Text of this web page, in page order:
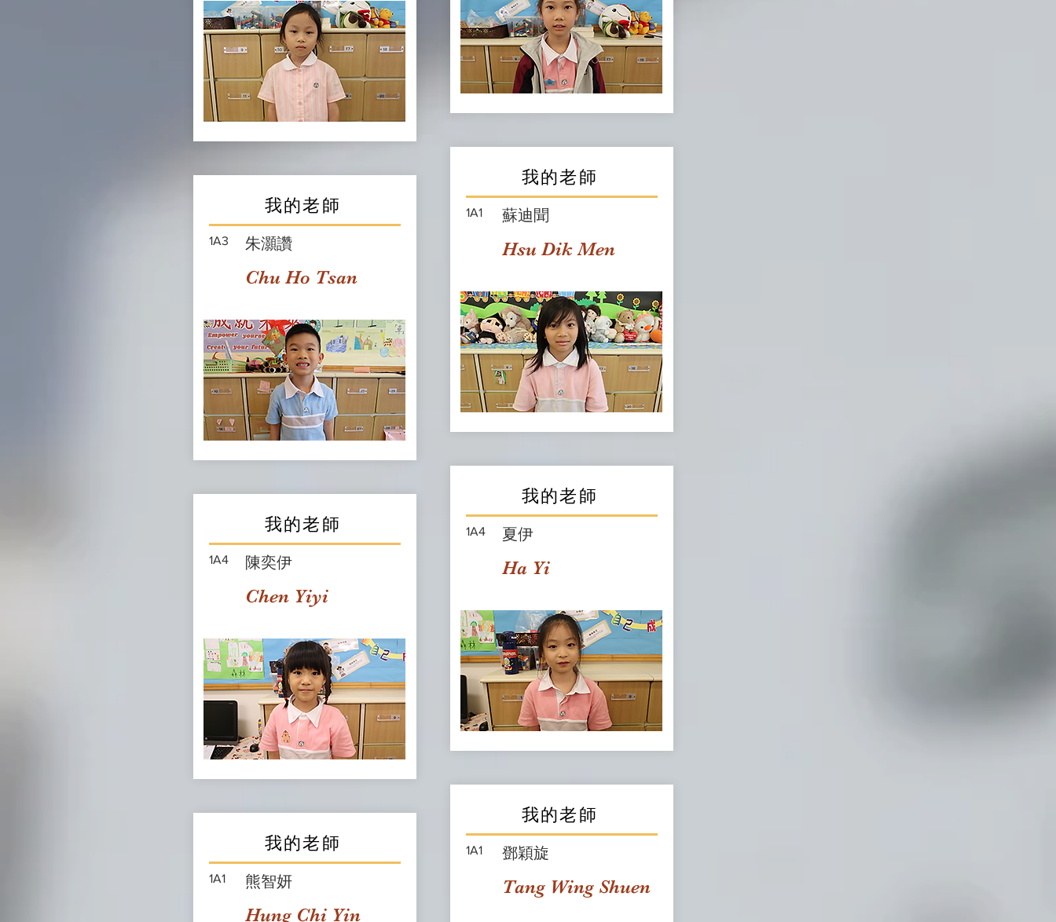
我的老師
1A3 朱灝讚
Chu Ho Tsan
我的老師
1A4 陳奕伊
Chen Yiyi
我的老師
1A1 熊智妍
Hung Chi Yin
我的老師
1A1 蘇迪聞
Hsu Dik Men
我的老師
1A4 夏伊
Ha Yi
我的老師
1A1 鄧穎旋
Tang Wing Shuen